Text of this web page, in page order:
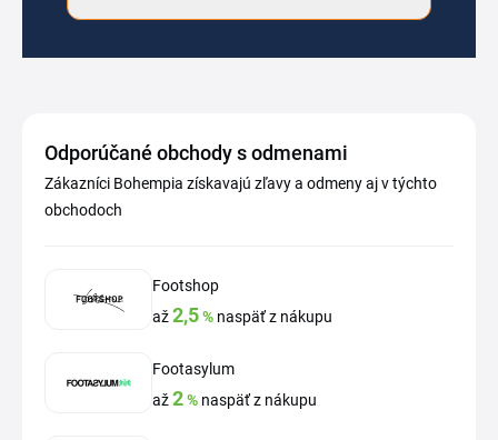
Odporúčané obchody s odmenami
Zákazníci Bohempia získavajú zľavy a odmeny aj v týchto
obchodoch
Footshop
až2,5% naspäť z nákupu
Footasylum
až2% naspäť z nákupu